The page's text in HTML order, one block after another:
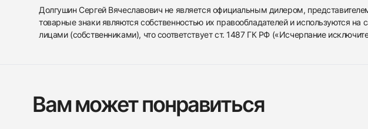
Долгушин Сергей Вячеславович не является официальным дилером,
товарные знаки являются собственностью их правообладателей и используются
лицами (собственниками), что соответствует ст. 1487 ГК РФ («Исчерпание
Вам может понравиться